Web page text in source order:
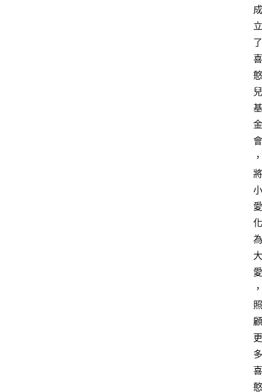
成
立
了
喜
憨
兒
基
金
會
，
將
小
愛
化
為
大
愛
，
照
顧
更
多
喜
憨